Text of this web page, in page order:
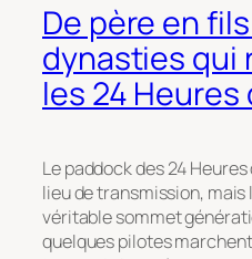
De père en
dynasties qui
les 24 Heures
Le paddock des 24
lieu de transmission, mais
véritable sommet
quelques pilotes